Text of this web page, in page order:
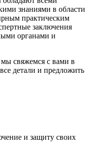
знаниями в области
практическим
заключения
органами и
свяжемся с вами в
детали и предложить
и защиту своих